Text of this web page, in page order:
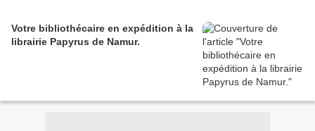
Votre bibliothécaire en expédition à la
librairie Papyrus de Namur.